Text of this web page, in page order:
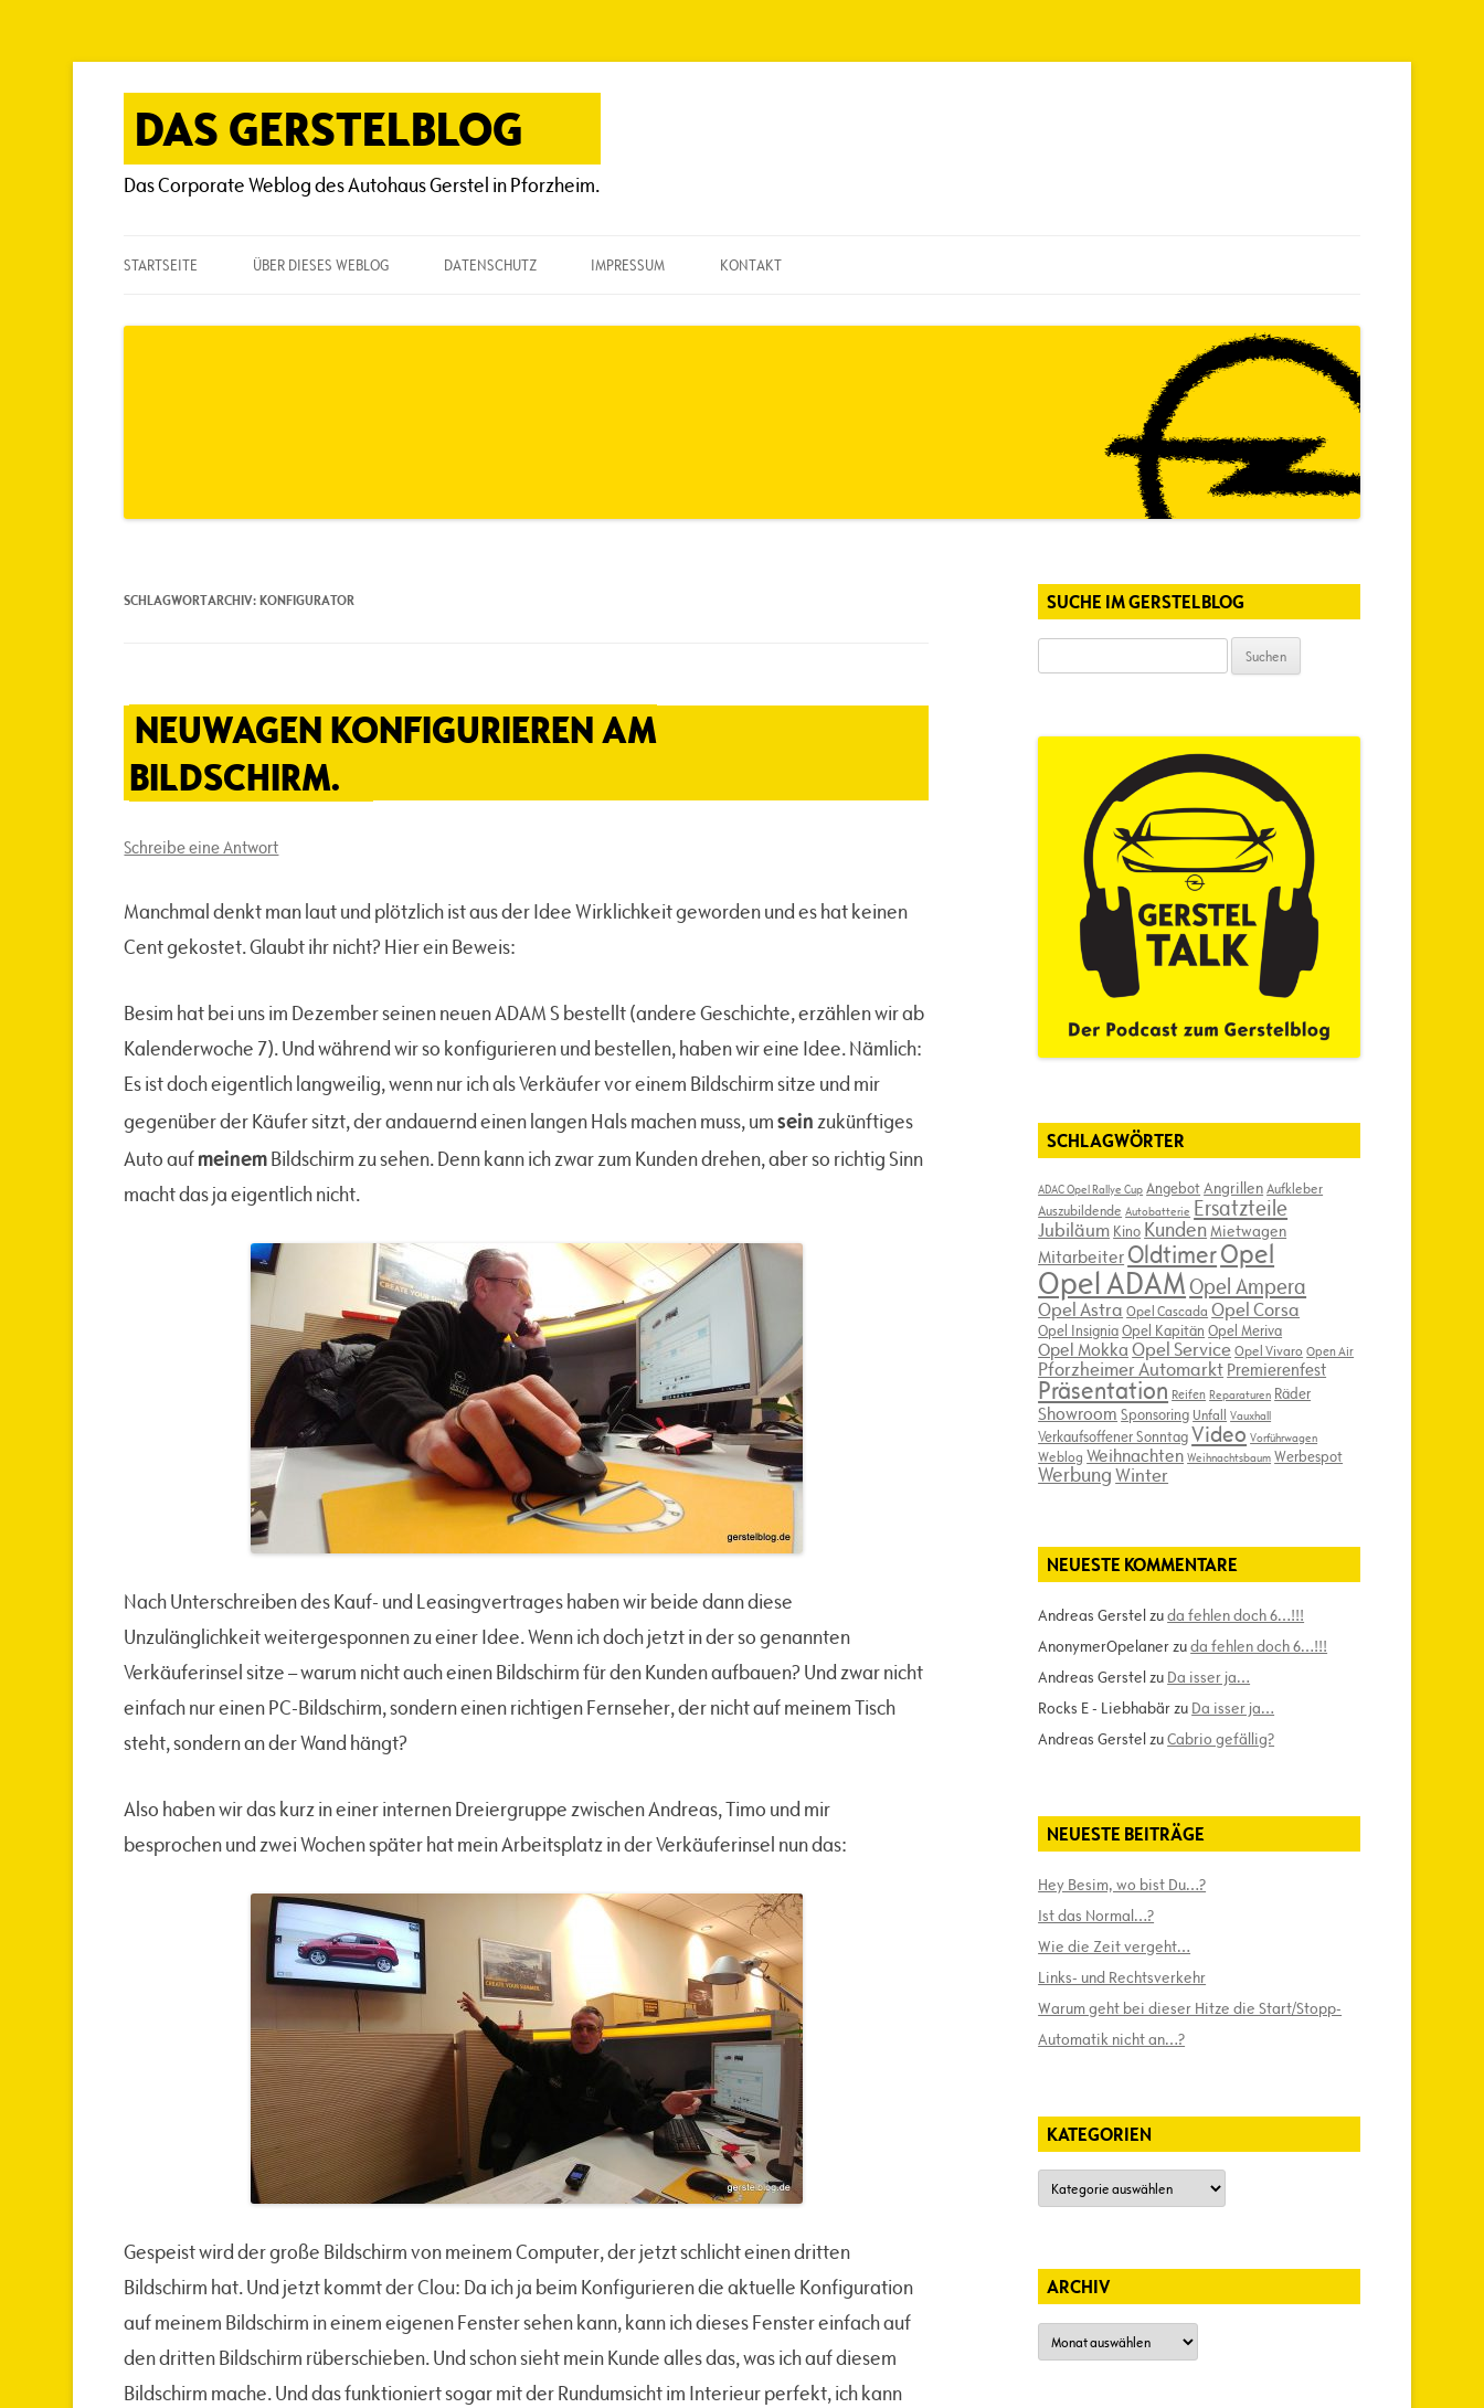
Zum
Inhalt
DAS GERSTELBLOG
Das Corporate Weblog des Autohaus Gerstel in Pforzheim.
STARTSEITE ÜBER DIESES WEBLOG DATENSCHUTZ IMPRESSUM KONTAKT
SCHLAGWORTARCHIV:KONFIGURATOR
NEUWAGEN KONFIGURIEREN AM
BILDSCHIRM.
Schreibe eine Antwort
Manchmal denkt man laut und plötzlich ist aus der Idee Wirklichkeit geworden und es hat keinen
Cent gekostet. Glaubt ihr nicht? Hier ein Beweis:
Besim hat bei uns im Dezember seinen neuen ADAM S bestellt (andere Geschichte, erzählen wir ab
Kalenderwoche 7). Und während wir so konfigurieren und bestellen, haben wir eine Idee. Nämlich:
Es ist doch eigentlich langweilig, wenn nur ich als Verkäufer vor einem Bildschirm sitze und mir
gegenüber der Käufer sitzt, der andauernd einen langen Hals machen muss, umseinzukünftiges
Auto aufmeinemBildschirm zu sehen. Denn kann ich zwar zum Kunden drehen, aber so richtig Sinn
macht das ja eigentlich nicht.
Nach Unterschreiben des Kauf- und Leasingvertrages haben wir beide dann diese
Unzulänglichkeit weitergesponnen zu einer Idee. Wenn ich doch jetzt in der so genannten
Verkäuferinsel sitze – warum nicht auch einen Bildschirm für den Kunden aufbauen? Und zwar nicht
einfach nur einen PC-Bildschirm, sondern einen richtigen Fernseher, der nicht auf meinem Tisch
steht, sondern an der Wand hängt?
Also haben wir das kurz in einer internen Dreiergruppe zwischen Andreas, Timo und mir
besprochen und zwei Wochen später hat mein Arbeitsplatz in der Verkäuferinsel nun das:
Gespeist wird der große Bildschirm von meinem Computer, der jetzt schlicht einen dritten
Bildschirm hat. Und jetzt kommt der Clou: Da ich ja beim Konfigurieren die aktuelle Konfiguration
auf meinem Bildschirm in einem eigenen Fenster sehen kann, kann ich dieses Fenster einfach auf
den dritten Bildschirm rüberschieben. Und schon sieht mein Kunde alles das, was ich auf diesem
Bildschirm mache. Und das funktioniert sogar mit der Rundumsicht im Interieur perfekt, ich kann
SUCHE IM GERSTELBLOG
nach:
SCHLAGWÖRTER
ADAC Opel Rallye Cup AngebotAngrillenAufkleber
Auszubildende Autobatterie Ersatzteile
Jubiläum Kino Kunden Mietwagen
Mitarbeiter OldtimerOpel
Opel ADAM Opel Ampera
Opel Astra Opel Cascada Opel Corsa
Opel InsigniaOpel Kapitän Opel Meriva
Opel Mokka Opel ServiceOpel Vivaro Open Air
Pforzheimer Automarkt Premierenfest
Präsentation Reifen Reparaturen Räder
Showroom Sponsoring Unfall Vauxhall
Verkaufsoffener SonntagVideo Vorführwagen
Weblog Weihnachten Weihnachtsbaum Werbespot
WerbungWinter
NEUESTE KOMMENTARE
Andreas Gerstelzuda fehlen doch 6…!!!
AnonymerOpelanerzuda fehlen doch 6…!!!
Andreas Gerstelzu Da isser ja…
Rocks E - Liebhabärzu Da isser ja…
Andreas GerstelzuCabrio gefällig?
NEUESTE BEITRÄGE
Hey Besim, wo bist Du…?
Ist das Normal…?
Wie die Zeit vergeht…
Links- und Rechtsverkehr
Warum geht bei dieser Hitze die Start/Stopp-
Automatik nicht an…?
KATEGORIEN
Kategorien
ARCHIV
Archiv